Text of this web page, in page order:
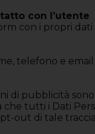
con l’utente
con i propri
telefono e email
di pubblicità
che tutti i Dati
out di tale